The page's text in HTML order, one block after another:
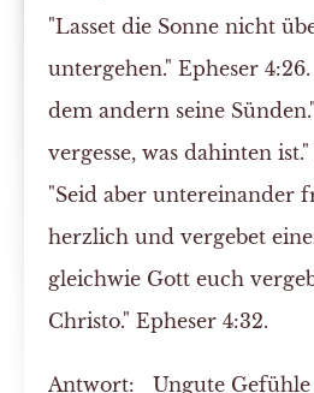
"Lasset die Sonne nicht
untergehen." Epheser
dem andern seine
vergesse, was dahinten
"Seid aber untereinander
herzlich und vergebet
gleichwie Gott euch
Christo." Epheser 4:32.
Antwort: Ungute